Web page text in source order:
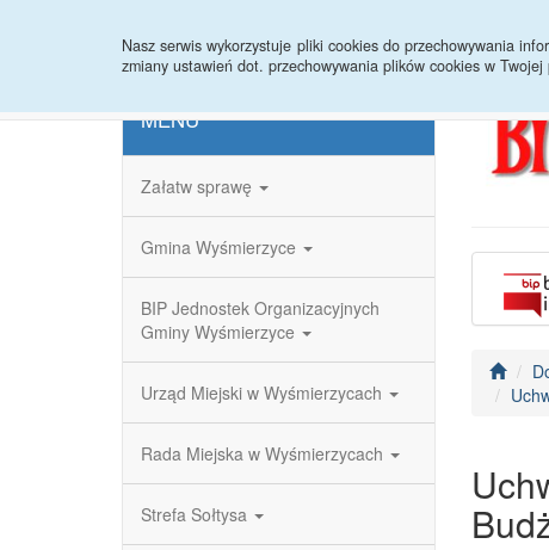
Nasz serwis wykorzystuje pliki cookies do przechowywania
zmiany ustawień dot. przechowywania plików cookies w
MENU
Załatw sprawę
Gmina Wyśmierzyce
BIP Jednostek Organizacyjnych
Gminy Wyśmierzyce
Urząd Miejski w Wyśmierzycach
Rada Miejska w Wyśmierzycach
Strefa Sołtysa